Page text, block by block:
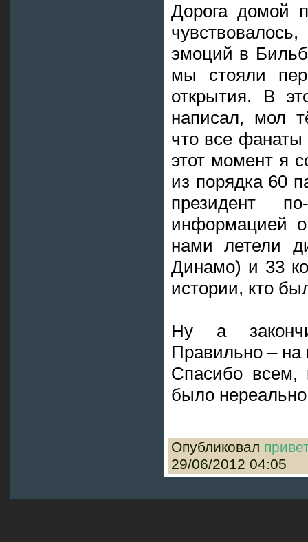
Дорога домой
эмоций в
мы стояли
открытия. В
написал, мол
что все
этот момент я
из порядка 60
президент
информацией
нами летели
Динамо) и 33
истории, кто
Ну а
Правильно –
Спасибо
было нереально
Опубликовал
29/06/2012 04:05